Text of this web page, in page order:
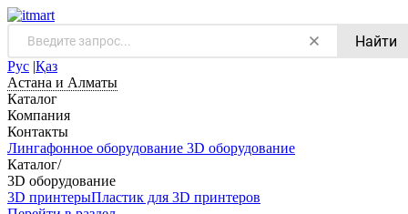
Найти
Рус |Қаз
Астана и Алматы
Каталог
Компания
Контакты
Лингафонное оборудование 3D оборудование
Каталог/
3D оборудование
3D принтерыПластик для 3D принтеров